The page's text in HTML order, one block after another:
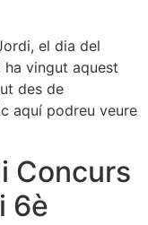
el dia del
ha vingut aquest
des de
aquí podreu veure
Concurs
6è